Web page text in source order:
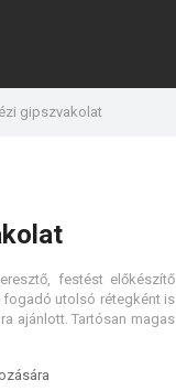
gipszvakolat
festést előkészítő
fogadó utolsó rétegként is
ajánlott. Tartósan magas